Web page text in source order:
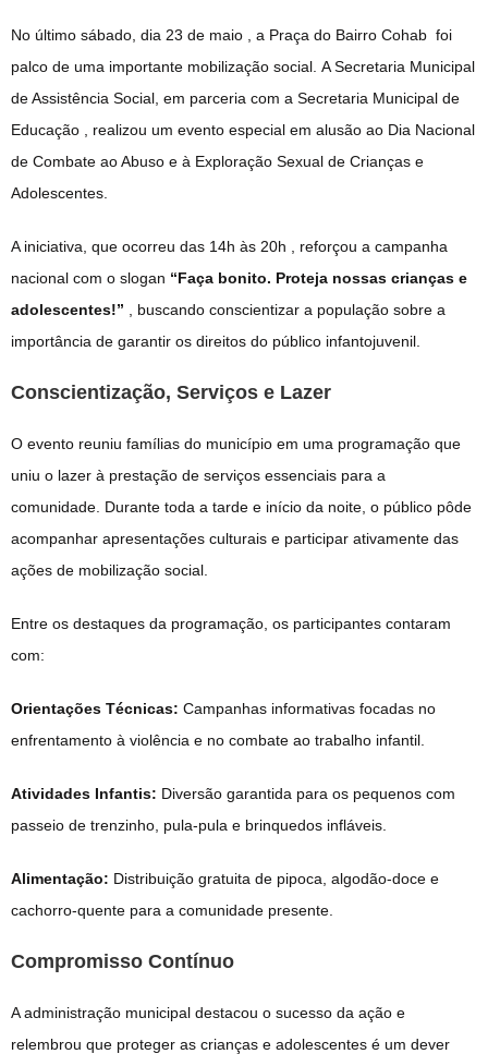
No último sábado, dia 23 de maio , a Praça do Bairro Cohab foi
palco de uma importante mobilização social. A Secretaria Municipal
de Assistência Social, em parceria com a Secretaria Municipal de
Educação
, realizou um evento especial em alusão ao Dia Nacional
de Combate ao Abuso e à Exploração Sexual de Crianças e
Adolescentes
A iniciativa, que ocorreu das 14h às 20h
, reforçou a campanha
nacional com o slogan “Faça bonito. Proteja nossas crianças e
adolescentes!”
, buscando conscientizar a população sobre a
importância de garantir os direitos do público infantojuvenil
Conscientização, Serviços e Lazer
O evento reuniu famílias do município em uma programação que
uniu o lazer à prestação de serviços essenciais para a
comunidade Durante toda a tarde e início da noite, o público pôde
acompanhar apresentações culturais e participar ativamente das
ações de mobilização social
Entre os destaques da programação, os participantes contaram
com:
Orientações Técnicas: Campanhas informativas focadas no
enfrentamento à violência e no combate ao trabalho infantil
Atividades Infantis: Diversão garantida para os pequenos com
passeio de trenzinho, pula-pula e brinquedos infláveis
Alimentação: Distribuição gratuita de pipoca, algodão-doce e
cachorro-quente para a comunidade presente
Compromisso Contínuo
A administração municipal destacou o sucesso da ação e
relembrou que proteger as crianças e adolescentes é um dever